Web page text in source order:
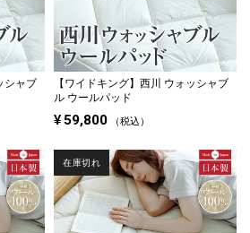
シャブ
【ワイドキング】 西川 ウォッシャブ
ル ウールパッド
¥59,800 税込
在庫切れ